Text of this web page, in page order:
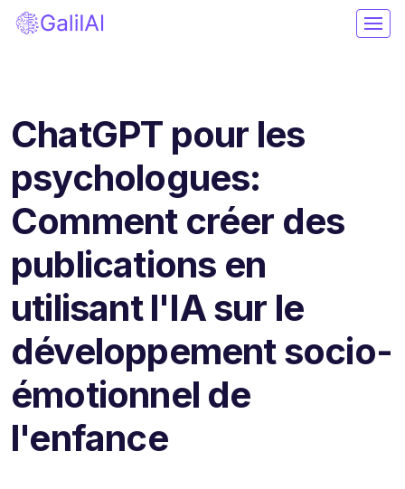
ChatGPT pour les
psychologues:
Comment créer des
publications en
utilisant l'IA sur le
développement socio-
émotionnel de
l'enfance